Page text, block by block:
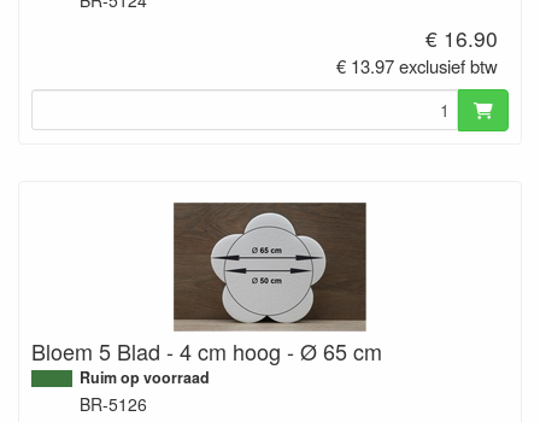
€ 16.90
€ 13.97 exclusief btw
Bloem 5 Blad - 4 cm hoog - Ø 65 cm
Ruim op voorraad
BR-5126